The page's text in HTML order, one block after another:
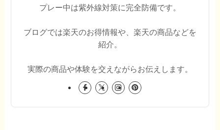
プレー中は紫外線対策に完全防備です。
ブログでは楽天のお得情報や、楽天の商品などを
紹介。
実際の商品や体験を交えながらお伝えします。